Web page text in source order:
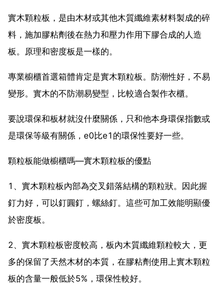
實木顆粒板，是由木材或其他木質纖維素材料製成的碎
料，施加膠粘劑後在熱力和壓力作用下膠合成的人造
板。原理和密度板是一樣的。
專業櫥櫃首選箱體肯定是實木顆粒板。防潮性好，不易
變形。實木的不防潮易變型，比較適合製作衣櫃。
要說環保和板材就沒什麼關係，只和他本身環保指數或
是環保等級有關係，e0比e1的環保性要好一些。
顆粒板能做櫥櫃嗎—實木顆粒板的優點
1、實木顆粒板內部為交叉錯落結構的顆粒狀。因此握
釘力好，可以釘圓釘，螺絲釘。這些可加工效能明顯優
於密度板。
2、實木顆粒板密度較高，板內木質纖維顆粒較大，更
多的保留了天然木材的本質，在膠粘劑使用上實木顆粒
板的含量一般低於5%，環保性較好。